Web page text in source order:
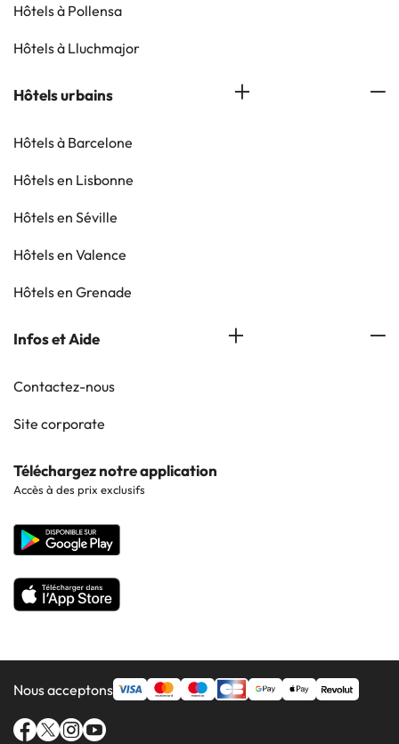
Hôtels à Pollensa
Hôtels à Lluchmajor
Hôtels urbains
Hôtels à Barcelone
Hôtels en Lisbonne
Hôtels en Séville
Hôtels en Valence
Hôtels en Grenade
Infos et Aide
Contactez-nous
Site corporate
Téléchargez notre application
Accès à des prix exclusifs
Nous acceptons